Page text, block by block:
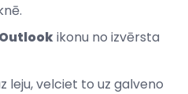
ikonu no izvērsta
leju, velciet to uz galveno